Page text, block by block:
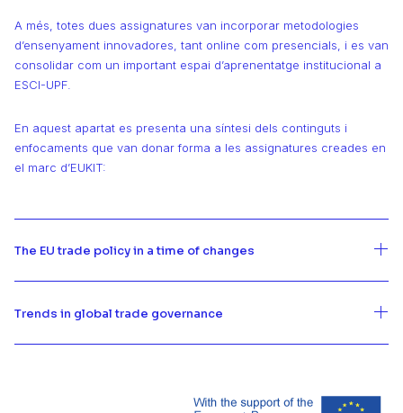
A més, totes dues assignatures van incorporar metodologies
d’ensenyament innovadores, tant online com presencials, i es van
consolidar com un important espai d’aprenentatge institucional a
ESCI-UPF.
En aquest apartat es presenta una síntesi dels continguts i
enfocaments que van donar forma a les assignatures creades en
el marc d’EUKIT:
The EU trade policy in a time of changes
Trends in global trade governance